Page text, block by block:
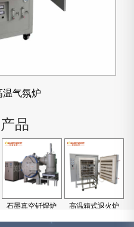
气氛炉
品
石墨真空钎焊炉 高温箱式退火炉